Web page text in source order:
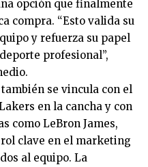
opción que finalmente
compra. “Esto valida su
y refuerza su papel
profesional”,
se vincula con el
en la cancha y con
como LeBron James,
clave en el marketing
al equipo. La